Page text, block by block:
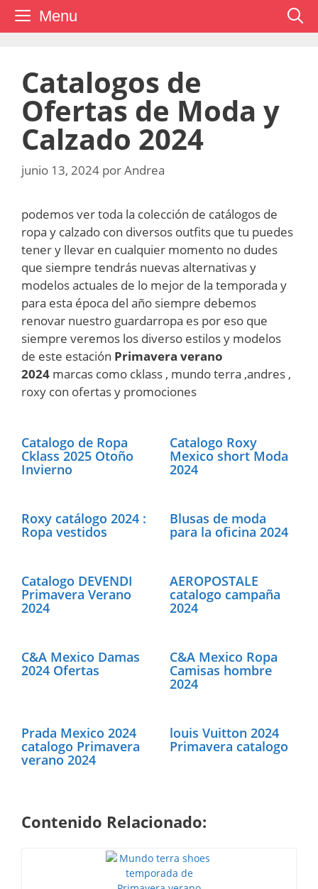
Saltar Menu
Catalogos de
Ofertas de Moda y
Calzado 2024
junio 13, 2024 porAndrea
podemos ver toda la colección de catálogos de
ropa y calzado con diversos outfits que tu puedes
tener y llevar en cualquier momento no dudes
que siempre tendrás nuevas alternativas y
modelos actuales de lo mejor de la temporada y
para esta época del año siempre debemos
renovar nuestro guardarropa es por eso que
siempre veremos los diverso estilos y modelos
de este estación Primavera verano
2024 marcas como cklass , mundo terra ,andres ,
roxy con ofertas y promociones
Catalogo de Ropa
Cklass 2025 Otoño
Invierno
Catalogo Roxy
Mexico short Moda
2024
Roxy catálogo 2024 :
Ropa vestidos
Blusas de moda
para la oficina 2024
Catalogo DEVENDI
Primavera Verano
2024
AEROPOSTALE
catalogo campaña
2024
C&A Mexico Damas
2024 Ofertas
C&A Mexico Ropa
Camisas hombre
2024
Prada Mexico 2024
catalogo Primavera
verano 2024
louis Vuitton 2024
Primavera catalogo
Contenido Relacionado: